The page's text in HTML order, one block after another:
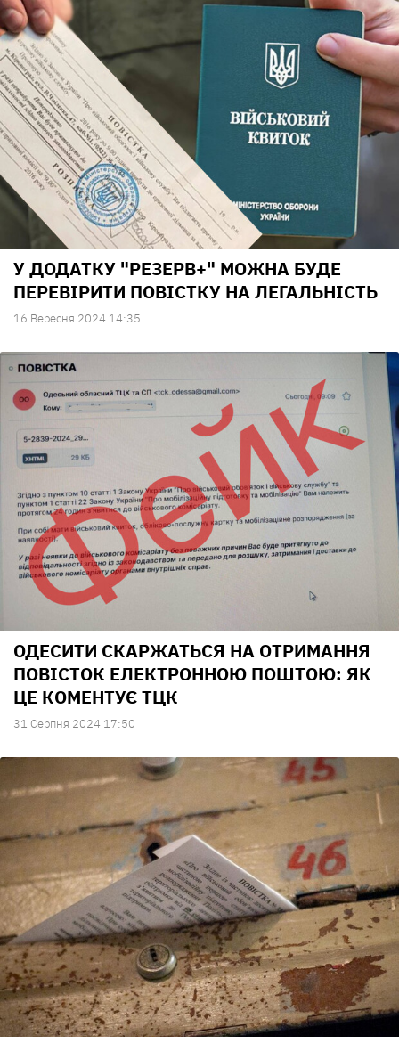
У ДОДАТКУ "РЕЗЕРВ+" МОЖНА БУДЕ
ПЕРЕВІРИТИ ПОВІСТКУ НА ЛЕГАЛЬНІСТЬ
16 Вересня 2024 14:35
ОДЕСИТИ СКАРЖАТЬСЯ НА ОТРИМАННЯ
ПОВІСТОК ЕЛЕКТРОННОЮ ПОШТОЮ: ЯК
ЦЕ КОМЕНТУЄ ТЦК
31 Серпня 2024 17:50